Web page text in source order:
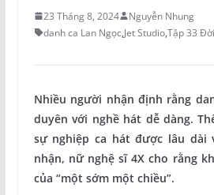
23 Tháng 8, 2024
Nguyễn Nhung
danh ca Lan Ngọc,Jet Studio,Tập 33
Nhiều người nhận định rằng
duyên với nghề hát dễ dàng.
sự nghiệp ca hát được lâu dài
nhận, nữ nghệ sĩ 4X cho rằng
của “một sớm một chiều”.